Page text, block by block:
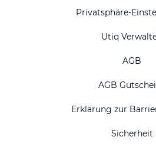
Privatsphäre-
Utiq
AGB
AGB
Erklärung zur
Sicherheit